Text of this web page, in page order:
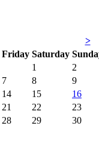
>
Friday Saturday Sun
1
2
7 8
9
14 15
16
21 22
23
28 29
30